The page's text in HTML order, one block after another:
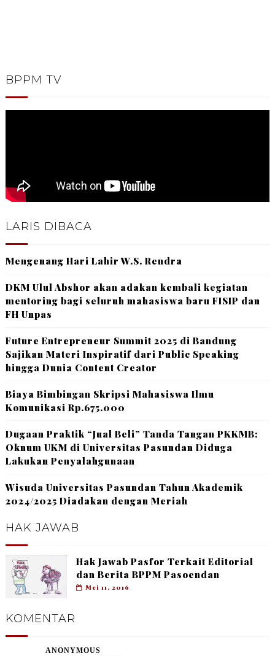
BPPM TV
LARIS DIBACA
Mengenang Hari Lahir W.S. Rendra
DKM Ulul Abshor akan adakan kembali kegiatan
mentoring bagi seluruh mahasiswa baru FISIP dan
FH Unpas
Future Entrepreneur Summit 2025 di Bandung
Sajikan Materi Inspiratif dari Public Speaking
hingga Dunia Content Creator
Biaya Bimbingan Skripsi Mahasiswa Ilmu
Komunikasi Rp.675.000
Dugaan Praktik “Jual Beli” Tanda Tangan PKKMB:
Oknum UKM di Universitas Pasundan Diduga
Lakukan Penyalahgunaan
Wisuda Universitas Pasundan Tahun Akademik
2024/2025 Diadakan dengan Meriah
HAK JAWAB
Hak Jawab Pasfor Terkait Editorial
dan Berita BPPM Pasoendan
Mei 11, 2016
KOMENTAR
ANONYMOUS